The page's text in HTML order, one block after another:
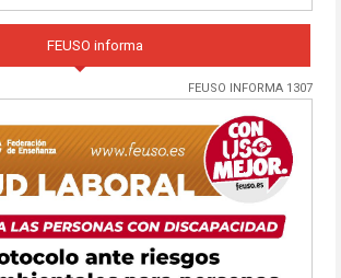
FEUSO informa
FEUSO INFORMA 1307